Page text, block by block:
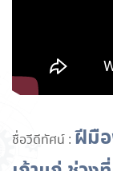
ชื่อวีดีทัศน์ : ฝีมื